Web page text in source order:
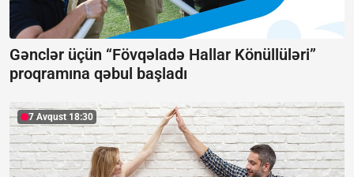
Gənclər üçün “Fövqəladə Hallar Könüllüləri”
proqramına qəbul başladı
7 Avqust 18:30